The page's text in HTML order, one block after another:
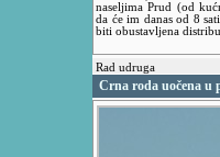
naseljima Prud (od
da će im danas od 8
biti obustavljena
Rad udruga
Crna roda uočena u